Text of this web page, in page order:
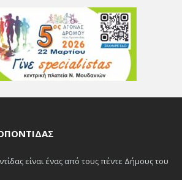
είναι ένας από τους πέντε Δήμους του